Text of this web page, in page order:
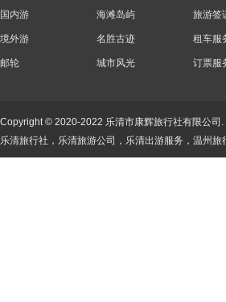
国内游
境外游
邮轮
海滩岛屿
名胜古迹
城市风光
旅游签
租车服
订票服
Copyright © 2020-2022 乐清市康辉旅行社有限公
乐清旅行社，乐清旅游公司，乐清出游服务，温州旅